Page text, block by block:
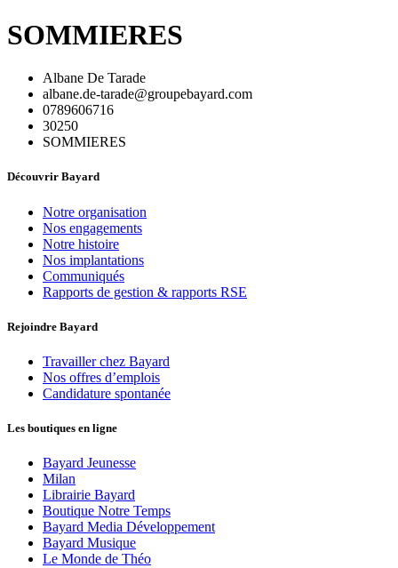
SOMMIERES
Albane De Tarade
albane.de-tarade@groupebayard.com
0789606716
30250
SOMMIERES
Découvrir Bayard
Notre organisation
Nos engagements
Notre histoire
Nos implantations
Communiqués
Rapports de gestion & rapports RSE
Rejoindre Bayard
Travailler chez Bayard
Nos offres d’emplois
Candidature spontanée
Les boutiques en ligne
Bayard Jeunesse
Milan
Librairie Bayard
Boutique Notre Temps
Bayard Media Développement
Bayard Musique
Le Monde de Théo